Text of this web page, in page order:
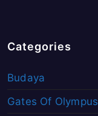
Categories
Budaya
Gates Of Olympus